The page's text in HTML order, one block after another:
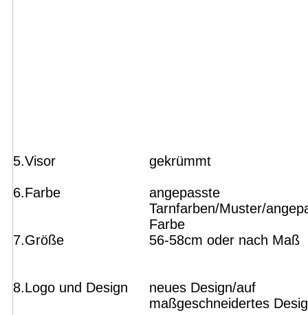
5.Visor gekrümmt
6.Farbe
angepasste
Tarnfarben/Muster/
Farbe
7.Größe
56-58cm oder nach Maß
8.Logo und Design
neues Design/auf
maßgeschneidertes